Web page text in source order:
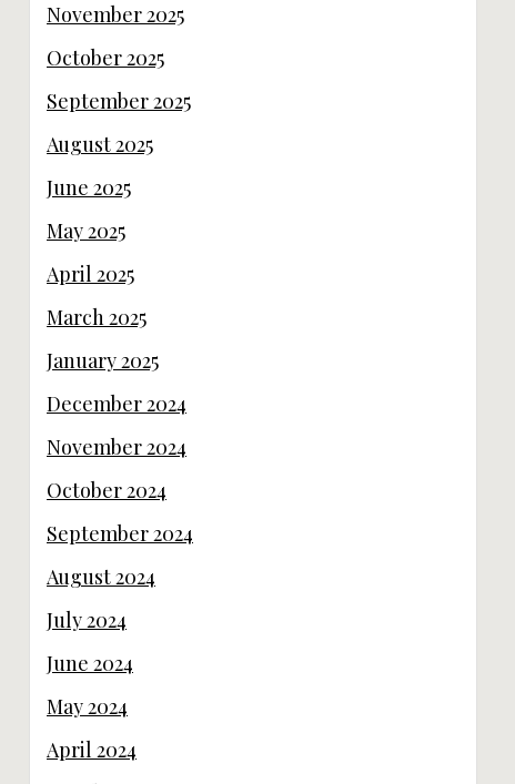
November 2025
October 2025
September 2025
August 2025
June 2025
May 2025
April 2025
March 2025
January 2025
December 2024
November 2024
October 2024
September 2024
August 2024
July 2024
June 2024
May 2024
April 2024